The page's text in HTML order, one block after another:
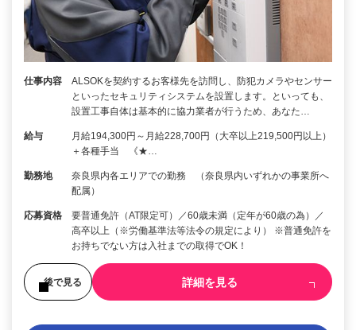
仕事内容
ALSOKを契約するお客様先を訪問し、防犯カメラやセンサー
といったセキュリティシステムを設置します。といっても、
設置工事自体は基本的に協力業者が行うため、あなた…
給与
月給194,300円～月給228,700円（大卒以上219,500円以上）
＋各種手当 《★…
勤務地
奈良県内各エリアでの勤務 （奈良県内いずれかの事業所へ
配属）
応募資格
要普通免許（AT限定可）／60歳未満（定年が60歳の為）／
高卒以上（※労働基準法等法令の規定により） ※普通免許を
お持ちでない方は入社までの取得でOK！
後で見る 詳細を見る